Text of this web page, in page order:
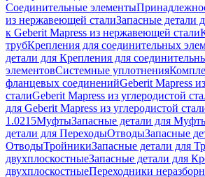
Соединительные элементы
из нержавеющей сталиЗапасные детали
к Geberit Mapress из нержавеющей стали
трубКрепления для соединительных
детали для Крепления для
элементовСистемные уплотнения
фланцевых соединенийGeberit Mapress
сталиGeberit Mapress из углеродистой
для Geberit Mapress из углеродистой
1.0215МуфтыЗапасные детали для
детали для ПереходыОтводыЗапасные
ОтводыТройникиЗапасные детали для
двухплоскостныеЗапасные детали для
двухплоскостныеПереходники